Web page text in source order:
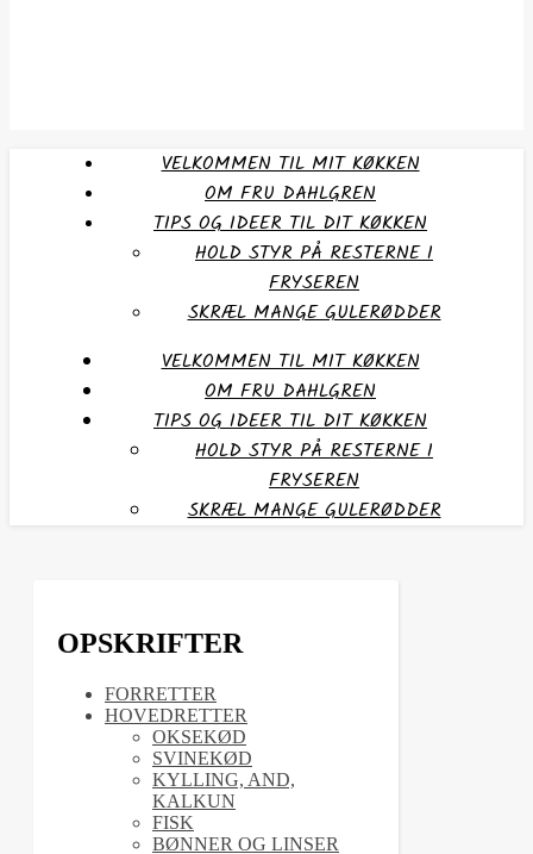
VELKOMMEN TIL MIT KØKKEN
OM FRU DAHLGREN
TIPS OG IDEER TIL DIT KØKKEN
HOLD STYR PÅ RESTERNE I
FRYSEREN
SKRÆL MANGE GULERØDDER
VELKOMMEN TIL MIT KØKKEN
OM FRU DAHLGREN
TIPS OG IDEER TIL DIT KØKKEN
HOLD STYR PÅ RESTERNE I
FRYSEREN
SKRÆL MANGE GULERØDDER
OPSKRIFTER
FORRETTER
HOVEDRETTER
OKSEKØD
SVINEKØD
KYLLING, AND,
KALKUN
FISK
BØNNER OG LINSER